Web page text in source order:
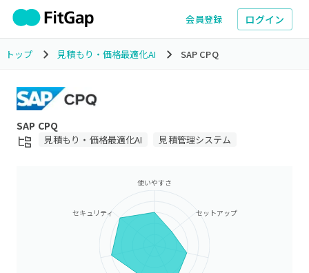
会員登録 ログイン
トップ 見積もり・価格最適化AI SAP CPQ
SAP CPQ
見積もり・価格最適化AI 見積管理システム
使いやすさ
セットアップ
セキュリティ